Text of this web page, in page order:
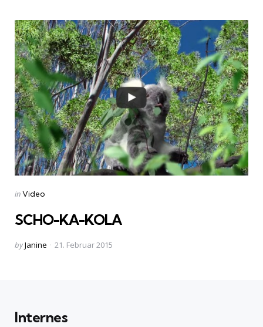
Categories
Posted
inVideo
SCHO-KA-KOLA
Posted
byJanine 21. Februar 2015
Internes